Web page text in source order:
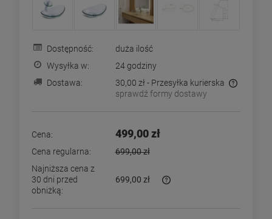
Dostępność:
duża ilość
Wysyłka w:
24 godziny
Dostawa:
30,00 zł - Przesyłka kurierska
Cena nie zawiera ewentualnych kosztów płatności
sprawdź formy dostawy
Cena: 499,00 zł
Cena regularna:
699,00 zł
Najniższa cena z
30 dni przed
obniżką:
699,00 zł